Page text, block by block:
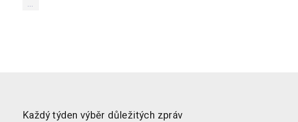
...
Každý týden výběr důležitých zpráv